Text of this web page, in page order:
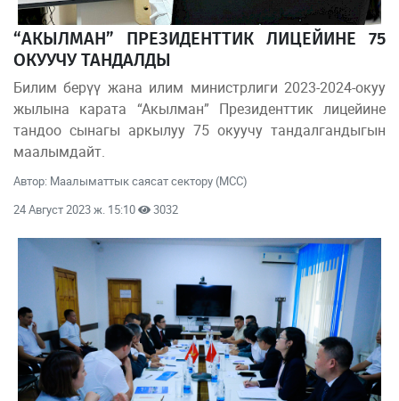
“АКЫЛМАН” ПРЕЗИДЕНТТИК ЛИЦЕЙИНЕ 75
ОКУУЧУ ТАНДАЛДЫ
Билим берүү жана илим министрлиги 2023-2024-окуу
жылына карата “Акылман” Президенттик лицейине
тандоо сынагы аркылуу 75 окуучу тандалгандыгын
маалымдайт.
Автор: Маалыматтык саясат сектору (МСС)
24 Август 2023 ж. 15:10
3032